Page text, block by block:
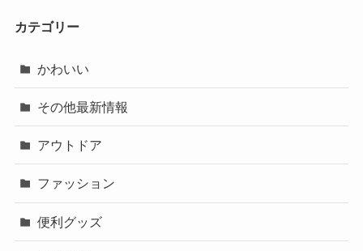
カテゴリー
かわいい
その他最新情報
アウトドア
ファッション
便利グッズ